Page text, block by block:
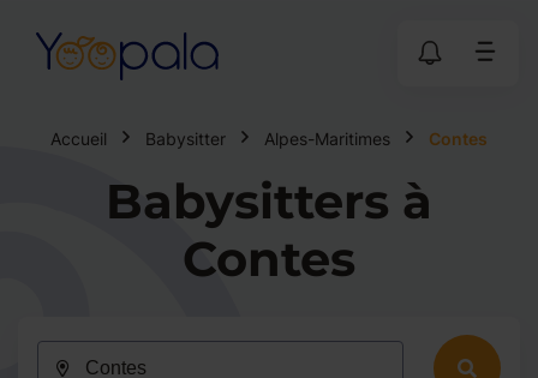
Accueil Babysitter Alpes-Maritimes Contes
Babysitters à
Contes